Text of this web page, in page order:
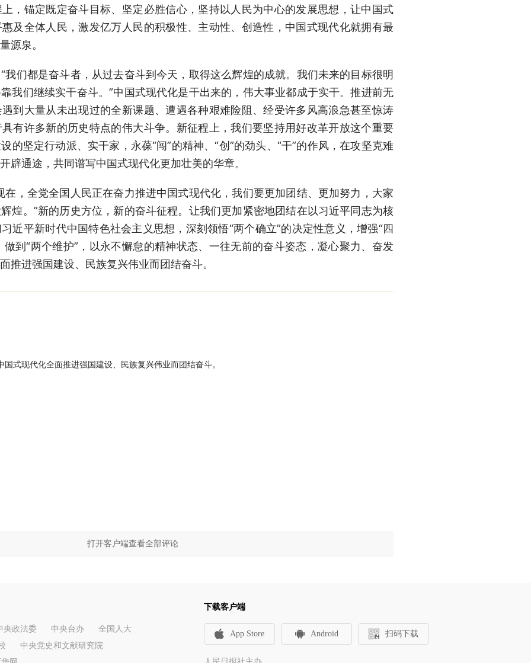
，锚定既定奋斗目标、坚定必胜信心，坚持以人民为中心的发展思想，让中国式
及全体人民，激发亿万人民的积极性、主动性、创造性，中国式现代化就拥有最
源泉。
们都是奋斗者，从过去奋斗到今天，取得这么辉煌的成就。我们未来的目标很明
我们继续实干奋斗。”中国式现代化是干出来的，伟大事业都成于实干。推进前无
到大量从未出现过的全新课题、遭遇各种艰难险阻、经受许多风高浪急甚至惊涛
有许多新的历史特点的伟大斗争。新征程上，我们要坚持用好改革开放这个重要
的坚定行动派、实干家，永葆“闯”的精神、“创”的劲头、“干”的作风，在攻坚克难
辟通途，共同谱写中国式现代化更加壮美的华章。
，全党全国人民正在奋力推进中国式现代化，我们要更加团结、更加努力，大家
煌。”新的历史方位，新的奋斗征程。让我们更加紧密地团结在以习近平同志为核
近平新时代中国特色社会主义思想，深刻领悟“两个确立”的决定性意义，增强“四
做到“两个维护”，以永不懈怠的精神状态、一往无前的奋斗姿态，凝心聚力、奋发
推进强国建设、民族复兴伟业而团结奋斗。
式现代化全面推进强国建设、民族复兴伟业而团结奋斗。
打开客户端查看全部评论
央政法委 中央台办
全国人大
中央党史和文献研究院
下载客户端
App Store Android 扫码下载